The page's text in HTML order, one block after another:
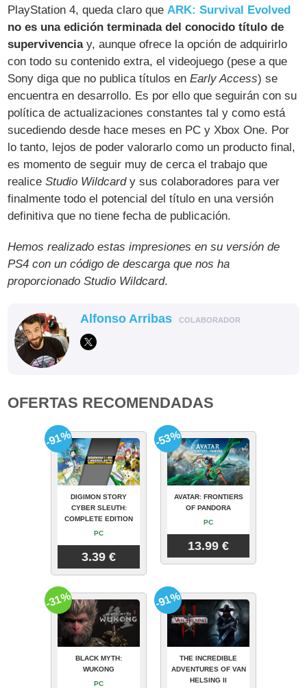
PlayStation 4, queda claro que ARK: Survival Evolved
no es una edición terminada del conocido título de
supervivenciay, aunque ofrece la opción de adquirirlo
con todo su contenido extra, el videojuego (pese a que
Sony diga que no publica títulos enEarly Access) se
encuentra en desarrollo. Es por ello que seguirán con su
política de actualizaciones constantes tal y como está
sucediendo desde hace meses en PC y Xbox One. Por
lo tanto, lejos de poder valorarlo como un producto final,
es momento de seguir muy de cerca el trabajo que
realiceStudio Wildcardy sus colaboradores para ver
finalmente todo el potencial del título en una versión
definitiva que no tiene fecha de publicación.
Hemos realizado estas impresiones en su versión de
PS4 con un código de descarga que nos ha
proporcionado Studio Wildcard.
Alfonso Arribas COLABORADOR
OFERTAS RECOMENDADAS
DIGIMON STORY
CYBER SLEUTH:
COMPLETE EDITION
PC
3.39 €
-91%
AVATAR: FRONTIERS
OF PANDORA
PC
13.99 €
-53%
BLACK MYTH:
WUKONG
PC
-31%
THE INCREDIBLE
ADVENTURES OF VAN
HELSING II
-91%